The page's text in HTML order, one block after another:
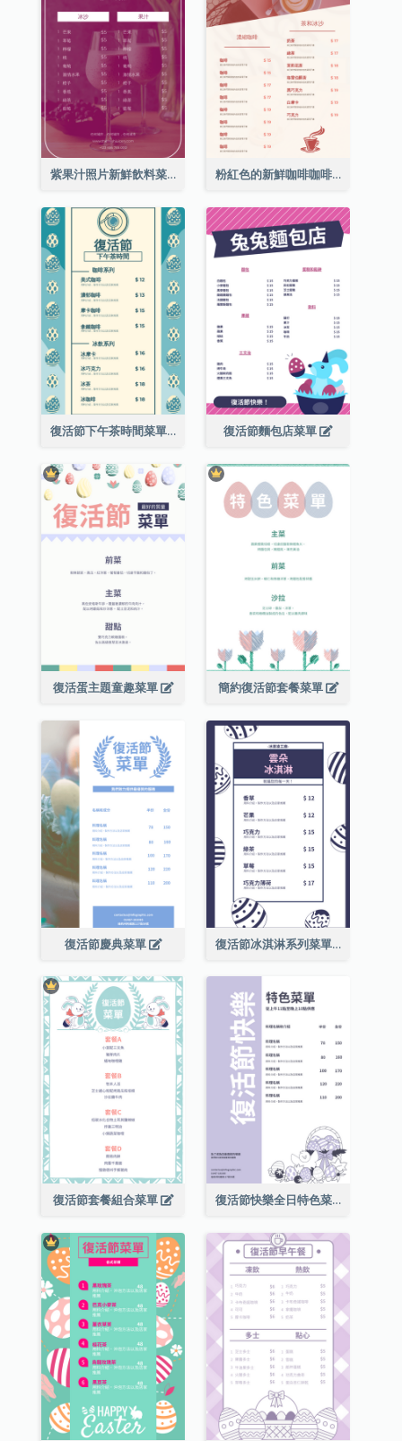
紫果汁照片新鮮飲料菜單 粉紅色的新鮮咖啡咖啡館照片簡單菜單
復活節下午茶時間菜單 復活節麵包店菜單
復活蛋主題童趣菜單 簡約復活節套餐菜單
復活節慶典菜單 復活節冰淇淋系列菜單
復活節套餐組合菜單 復活節快樂全日特色菜單